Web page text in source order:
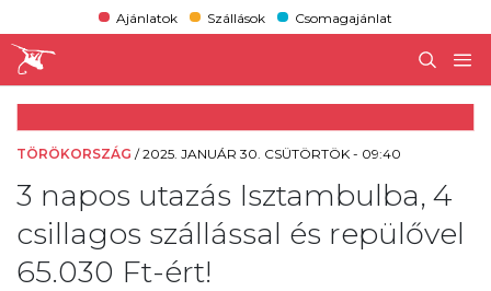
Ajánlatok Szállások Csomagajánlat
TÖRÖKORSZÁG /2025. JANUÁR 30. CSÜTÖRTÖK - 09:40
3 napos utazás Isztambulba, 4
csillagos szállással és repülővel
65.030 Ft-ért!